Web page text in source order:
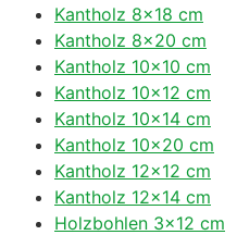
Kantholz 8×18 cm
Kantholz 8×20 cm
Kantholz 10×10 cm
Kantholz 10×12 cm
Kantholz 10×14 cm
Kantholz 10×20 cm
Kantholz 12×12 cm
Kantholz 12×14 cm
Holzbohlen 3×12 cm